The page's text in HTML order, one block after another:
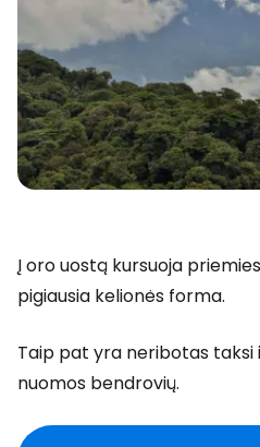
Į oro uostą kursuoja
pigiausia kelionės forma.
Taip pat yra neribotas taksi
nuomos bendrovių.